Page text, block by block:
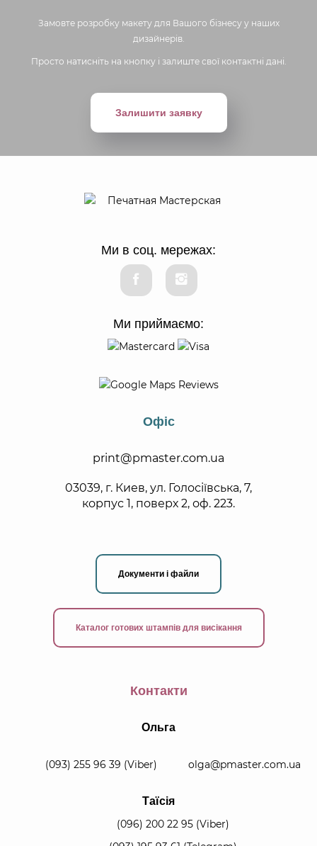
Замовте розробку макету для Вашого бізнесу у наших
дизайнерів.
Просто натисніть на кнопку і залиште свої контактні дані.
Залишити заявку
Ми в соц. мережах:
Ми приймаємо:
Офіс
print@pmaster.com.ua
03039, г. Киев, ул. Голосіївська, 7,
корпус 1, поверх 2, оф. 223.
Документи і файли
Каталог готових штампів для висікання
Контакти
Ольга
(093) 255 96 39 (Viber) olga@pmaster.com.ua
Таїсія
(096) 200 22 95(Viber)